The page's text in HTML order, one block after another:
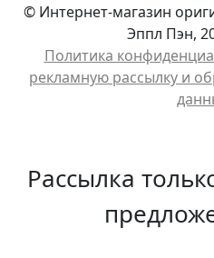
© Интернет-магазин
Эппл Пэн,
Политика
рекламную рассылку и
Рассылка